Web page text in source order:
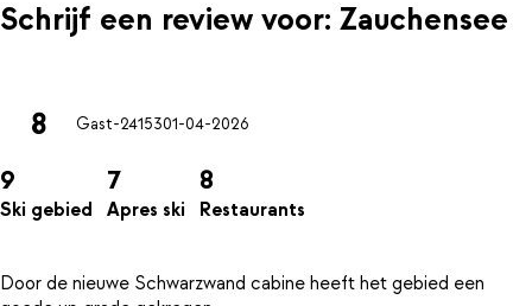
Schrijf een review voor: Zauchensee
8 Gast-2415301-04-2026
9
Ski gebied
7
Apres ski
8
Restaurants
Door de nieuwe Schwarzwand cabine heeft het gebied een